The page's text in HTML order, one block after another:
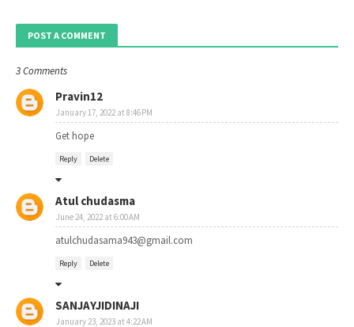
POST A COMMENT
3 Comments
Pravin12
January 17, 2022 at 8:46 PM
Get hope
Reply Delete
Atul chudasma
June 24, 2022 at 6:00 AM
atulchudasama943@gmail.com
Reply Delete
SANJAYJIDINAJI
January 23, 2023 at 4:22 AM